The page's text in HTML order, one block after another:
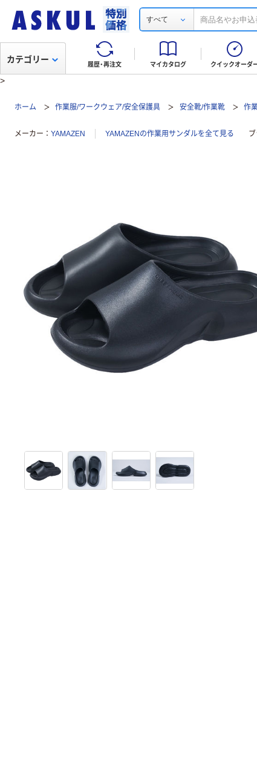
すべて
履歴・再注文 マイカタログ クイックオーダ
カテゴリー
>
ホーム 作業服/ワークウェア/安全保護具 安全靴/作業靴 作
メーカー YAMAZEN YAMAZENの作業用サンダルを全て見る